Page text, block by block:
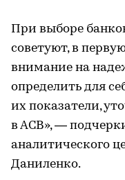
При выборе
советуют, в
внимание на
определить для
их показатели,
в АСВ», —
аналитического
Даниленко.